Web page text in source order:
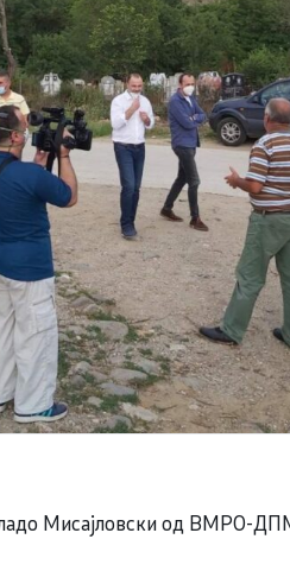
Мисајловски од ВМРО-